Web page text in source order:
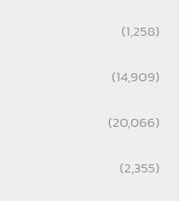
(1,258)
(14,909)
(20,066)
(2,355)